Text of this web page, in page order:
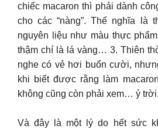
chiếc macaron thì phải dành
cho các “nàng”. Thế nghĩa là
nguyên liệu như màu thực
thậm chí là lá vàng… 3. Thiên
nghe có vẻ hơi buổn cười,
khi biết được rằng làm
không cũng còn phải xem… ý trời.
Và đây là một lý do hết sức